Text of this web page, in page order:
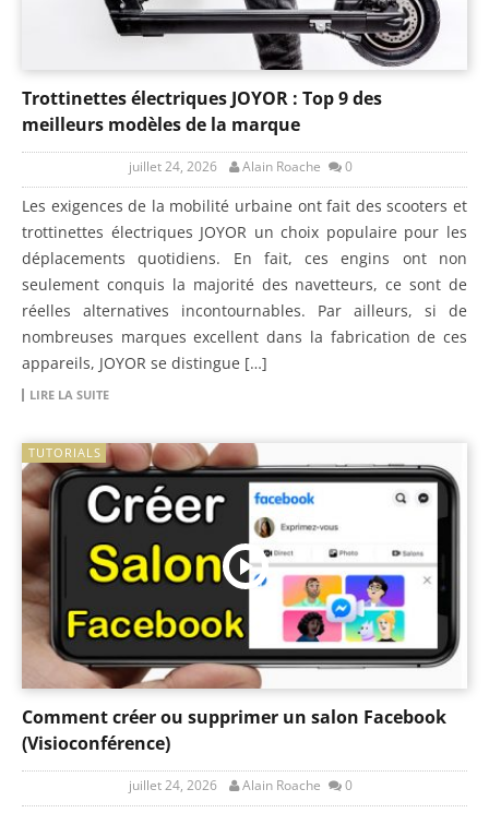
Trottinettes électriques JOYOR : Top 9 des
meilleurs modèles de la marque
juillet 24, 2026 Alain Roache 0
Les exigences de la mobilité urbaine ont fait des scooters et
trottinettes électriques JOYOR un choix populaire pour les
déplacements quotidiens. En fait, ces engins ont non
seulement conquis la majorité des navetteurs, ce sont de
réelles alternatives incontournables. Par ailleurs, si de
nombreuses marques excellent dans la fabrication de ces
appareils, JOYOR se distingue […]
LIRE LA SUITE
TUTORIALS
Comment créer ou supprimer un salon Facebook
(Visioconférence)
juillet 24, 2026 Alain Roache 0